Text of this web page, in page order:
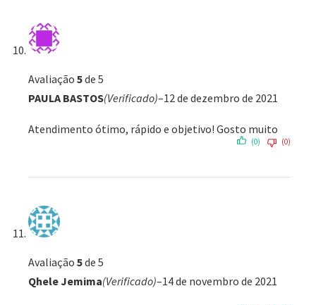
Avaliação 5de 5
PAULA BASTOS(Verificado)–12 de dezembro de 2021
Atendimento ótimo, rápido e objetivo! Gosto muito
(0) (0)
Avaliação 5de 5
Qhele Jemima(Verificado)–14 de novembro de 2021